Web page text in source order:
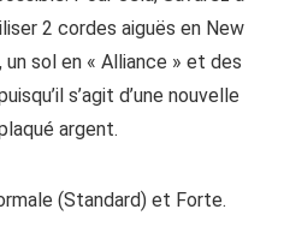
2 cordes aiguës en New
sol en « Alliance » et des
s’agit d’une nouvelle
argent.
(Standard) et Forte.